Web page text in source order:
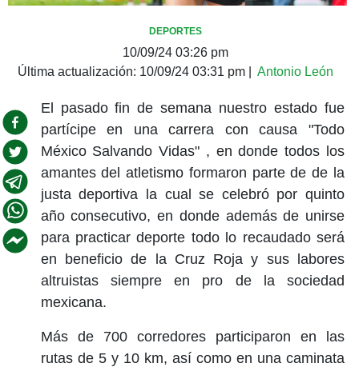
DEPORTES
10/09/24 03:26 pm
Última actualización: 10/09/24 03:31 pm Antonio León
El pasado fin de semana nuestro estado fue
partícipe en una carrera con causa "Todo
México Salvando Vidas" , en donde todos los
amantes del atletismo formaron parte de de la
justa deportiva la cual se celebró por quinto
año consecutivo, en donde además de unirse
para practicar deporte todo lo recaudado será
en beneficio de la Cruz Roja y sus labores
altruistas siempre en pro de la sociedad
mexicana.
Más de 700 corredores participaron en las
rutas de 5 y 10 km, así como en una caminata